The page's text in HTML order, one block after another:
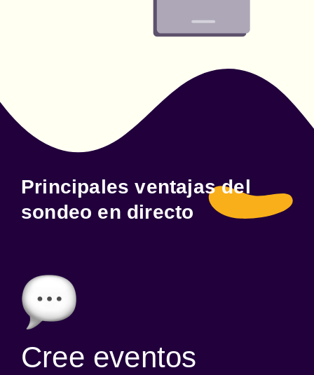
Principales ventajas del
sondeo en directo
Cree eventos